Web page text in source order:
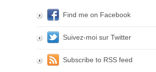
Find me on Facebook
Suivez-moi sur Twitter
Subscribe to RSS feed